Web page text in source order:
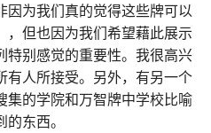
因为我们真的觉得这些牌可以
，但也因为我们希望藉此展示
特别感觉的重要性。我很高兴
有人所接受。另外，有另一个
集的学院和万智牌中学校比喻
东西。